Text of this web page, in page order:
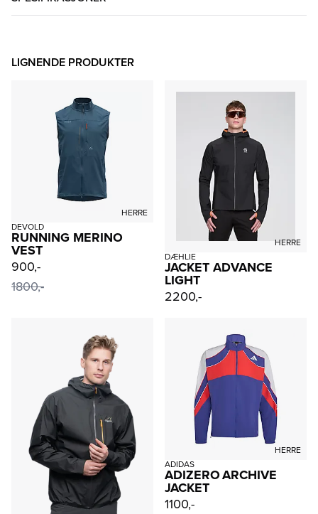
LIGNENDE PRODUKTER
HERRE
DEVOLD
RUNNING MERINO
VEST
900,-
1800,-
HERRE
DÆHLIE
JACKET ADVANCE
LIGHT
2200,-
HERRE
ADIDAS
ADIZERO ARCHIVE
JACKET
1100,-